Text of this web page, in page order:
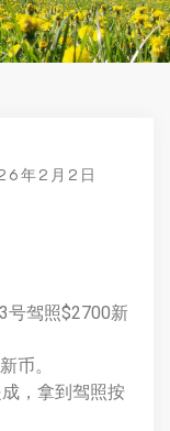
年2月2日
号驾照$2700新
币。
，拿到驾照按